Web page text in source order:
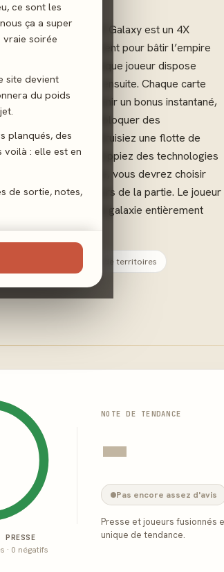
ce sont les
ça a super
vraie soirée
site devient
du poids
planqués, des
voilà : elle est en
de sortie, notes,
ultime... Age of Galaxy est un 4X
les joueurs s’opposent pour bâtir l’empire
de la partie, chaque joueur dispose
n’en piochera plus ensuite. Chaque carte
façons : obtenir un bonus instantané,
permanentes ou débloquer des
Que vous construisiez une flotte de
des planètes, développiez des technologies
le Sénat Galactique, vous devrez choisir
au mieux au cours de la partie. Le joueur
de points une fois la galaxie entièrement
Gestion de territoires
PRESSE
· 0 négatifs
NOTE DE TENDANCE
-
Pas encore assez d'avis
Presse et joueurs fusionnés
unique de tendance.